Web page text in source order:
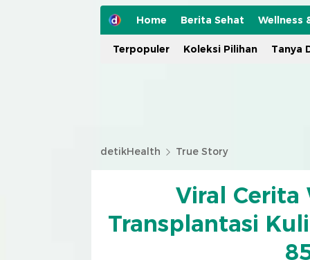
Home Berita Sehat Wellness
Terpopuler Koleksi Pilihan Tanya
detikHealth True Story
Viral Cerita
Transplantasi